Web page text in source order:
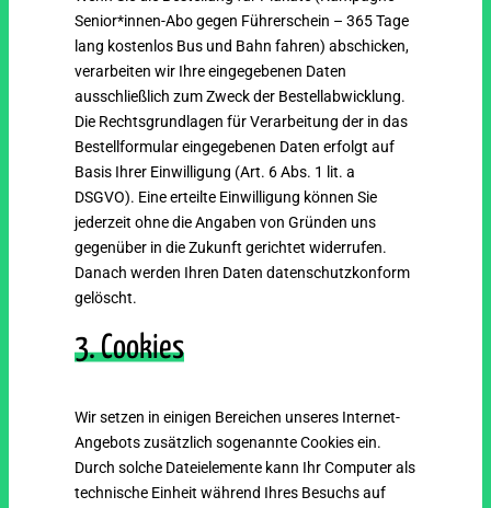
Senior*innen-Abo gegen Führerschein – 365 Tage
lang kostenlos Bus und Bahn fahren) abschicken,
verarbeiten wir Ihre eingegebenen Daten
ausschließlich zum Zweck der Bestellabwicklung.
Die Rechtsgrundlagen für Verarbeitung der in das
Bestellformular eingegebenen Daten erfolgt auf
Basis Ihrer Einwilligung (Art. 6 Abs. 1 lit. a
DSGVO). Eine erteilte Einwilligung können Sie
jederzeit ohne die Angaben von Gründen uns
gegenüber in die Zukunft gerichtet widerrufen.
Danach werden Ihren Daten datenschutzkonform
gelöscht.
3. Cookies
Wir setzen in einigen Bereichen unseres Internet-
Angebots zusätzlich sogenannte Cookies ein.
Durch solche Dateielemente kann Ihr Computer als
technische Einheit während Ihres Besuchs auf